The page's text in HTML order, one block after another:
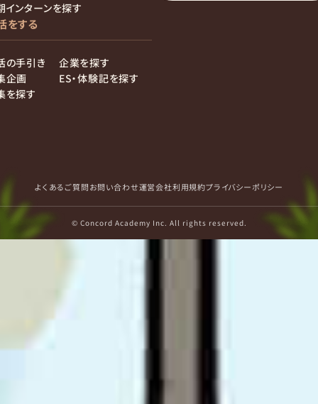
インターンを探す
をする
の手引き
企画
を探す
企業を探す
ES・体験記を探す
よくあるご質問お問い合わせ運営会社利用規約プライバシーポリシー
© Concord Academy Inc. All rights reserved.